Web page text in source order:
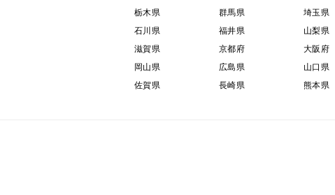
栃木県
群馬県 埼玉県
石川県
福井県 山梨県
滋賀県
京都府 大阪府
岡山県
広島県 山口県
佐賀県
長崎県 熊本県